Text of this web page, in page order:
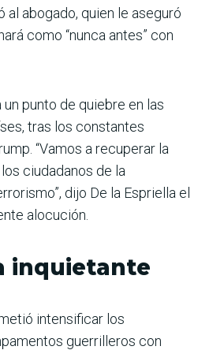
al abogado, quien le aseguró
como “nunca antes” con
punto de quiebre en las
tras los constantes
“Vamos a recuperar la
ciudadanos de la
dijo De la Espriella el
alocución.
inquietante
intensificar los
guerrilleros con